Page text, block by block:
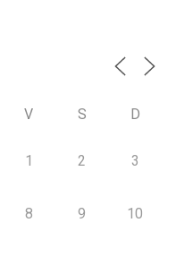
V S D
1 2 3
8 9 10